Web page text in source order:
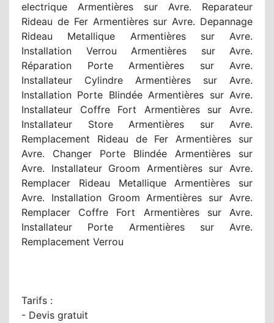
electrique Armentières sur Avre. Reparateur
Rideau de Fer Armentières sur Avre. Depannage
Rideau Metallique Armentières sur Avre.
Installation Verrou Armentières sur Avre.
Réparation Porte Armentières sur Avre.
Installateur Cylindre Armentières sur Avre.
Installation Porte Blindée Armentières sur Avre.
Installateur Coffre Fort Armentières sur Avre.
Installateur Store Armentières sur Avre.
Remplacement Rideau de Fer Armentières sur
Avre. Changer Porte Blindée Armentières sur
Avre. Installateur Groom Armentières sur Avre.
Remplacer Rideau Metallique Armentières sur
Avre. Installation Groom Armentières sur Avre.
Remplacer Coffre Fort Armentières sur Avre.
Installateur Porte Armentières sur Avre.
Remplacement Verrou
Tarifs :
- Devis gratuit